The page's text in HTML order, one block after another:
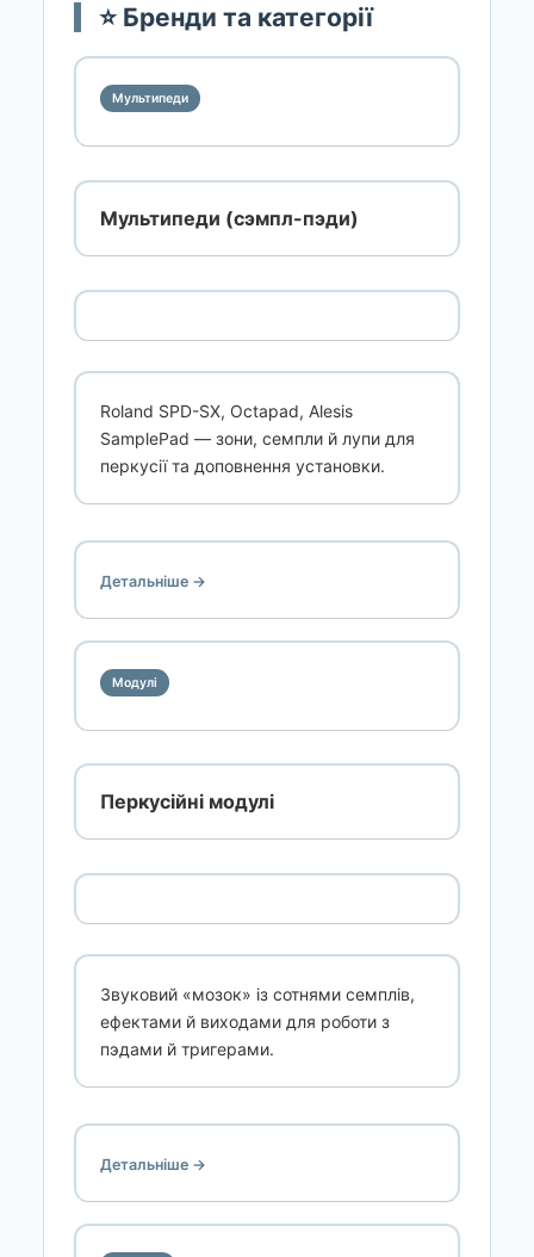
⭐ Бренди та категорії
Мультипеди
Мультипеди (сэмпл-пэди)
Roland SPD-SX, Octapad, Alesis
SamplePad — зони, семпли й лупи для
перкусії та доповнення установки.
Детальніше →
Модулі
Перкусійні модулі
Звуковий «мозок» із сотнями семплів,
ефектами й виходами для роботи з
пэдами й тригерами.
Детальніше →